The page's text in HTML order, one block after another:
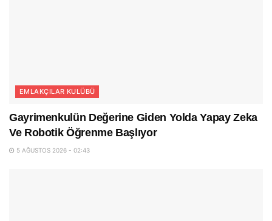
EMLAKÇILAR KULÜBÜ
Gayrimenkulün Değerine Giden Yolda Yapay Zeka
Ve Robotik Öğrenme Başlıyor
5 AĞUSTOS 2026 - 02:43